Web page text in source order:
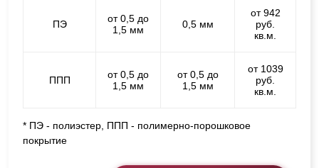
ПЭ
от 0,5 до
1,5 мм
0,5 мм
от 942
руб.
кв.м.
ППП
от 0,5 до
1,5 мм
от 0,5 до
1,5 мм
от 1039
руб.
кв.м.
* ПЭ - полиэстер, ППП - полимерно-порошковое
покрытие